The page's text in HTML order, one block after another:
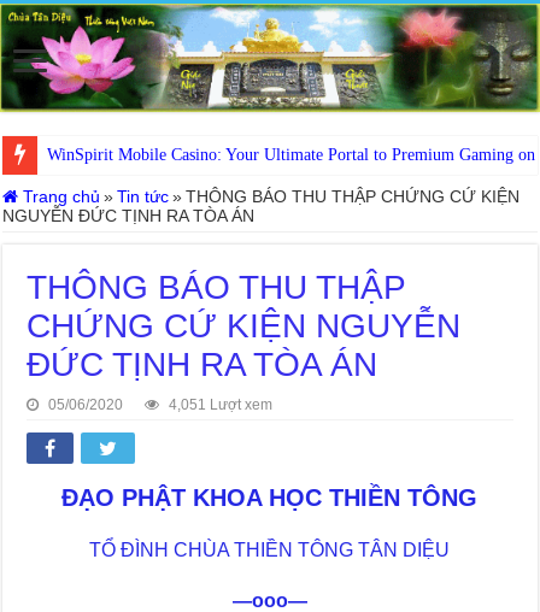
WinSpirit Mobile Casino: Your Ultimate Portal to Premium Gaming on
Trang chủ » Tin tức » THÔNG BÁO THU THẬP CHỨNG CỨ KIỆN
NGUYỄN ĐỨC TỊNH RA TÒA ÁN
THÔNG BÁO THU THẬP
CHỨNG CỨ KIỆN NGUYỄN
ĐỨC TỊNH RA TÒA ÁN
05/06/2020 4,051 Lượt xem
ĐẠO PHẬT KHOA HỌC THIỀN TÔNG
TỔ ĐÌNH CHÙA THIỀN TÔNG TÂN DIỆU
—ooo—